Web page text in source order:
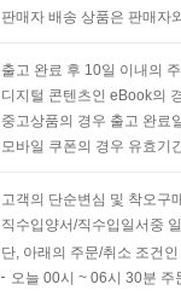
판매자 배송 상품은 판매자
출고 완료 후 10일 이내의
디지털 콘텐츠인 eBook의
중고상품의 경우 출고 완료
모바일 쿠폰의 경우 유효기
고객의 단순변심 및 착오구
직수입양서/직수입일서중
단, 아래의 주문/취소 조건
오늘 00시 ~ 06시 30분